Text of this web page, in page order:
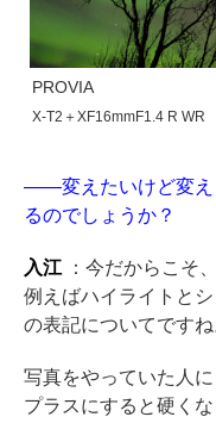
PROVIA
X-T2＋XF16mmF1.4 R WR
——変えたいけど変え
るのでしょうか？
入江
：今だからこそ
例えばハイライトと
の表記についてですね
写真をやっていた人
プラスにすると硬く